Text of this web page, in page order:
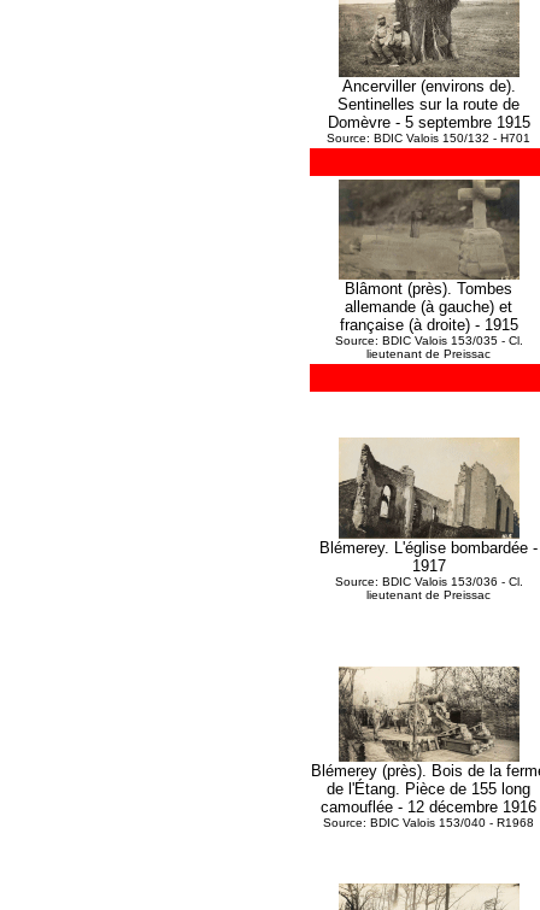
Ancerviller (environs de).
Sentinelles sur la route de
Domèvre - 5 septembre 1915
Source: BDIC Valois 150/132 - H701
Blâmont (près). Tombes
allemande (à gauche) et
française (à droite) - 1915
Source: BDIC Valois 153/035 - Cl.
lieutenant de Preissac
Blémerey. L'église bombardée -
1917
Source: BDIC Valois 153/036 - Cl.
lieutenant de Preissac
Blémerey (près). Bois de la
de l'Étang. Pièce de 155 long
camouflée - 12 décembre 1916
Source: BDIC Valois 153/040 - R1968